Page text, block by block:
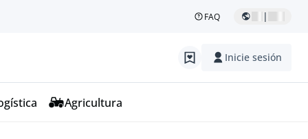
FAQ |
Inicie sesión
Agricultura